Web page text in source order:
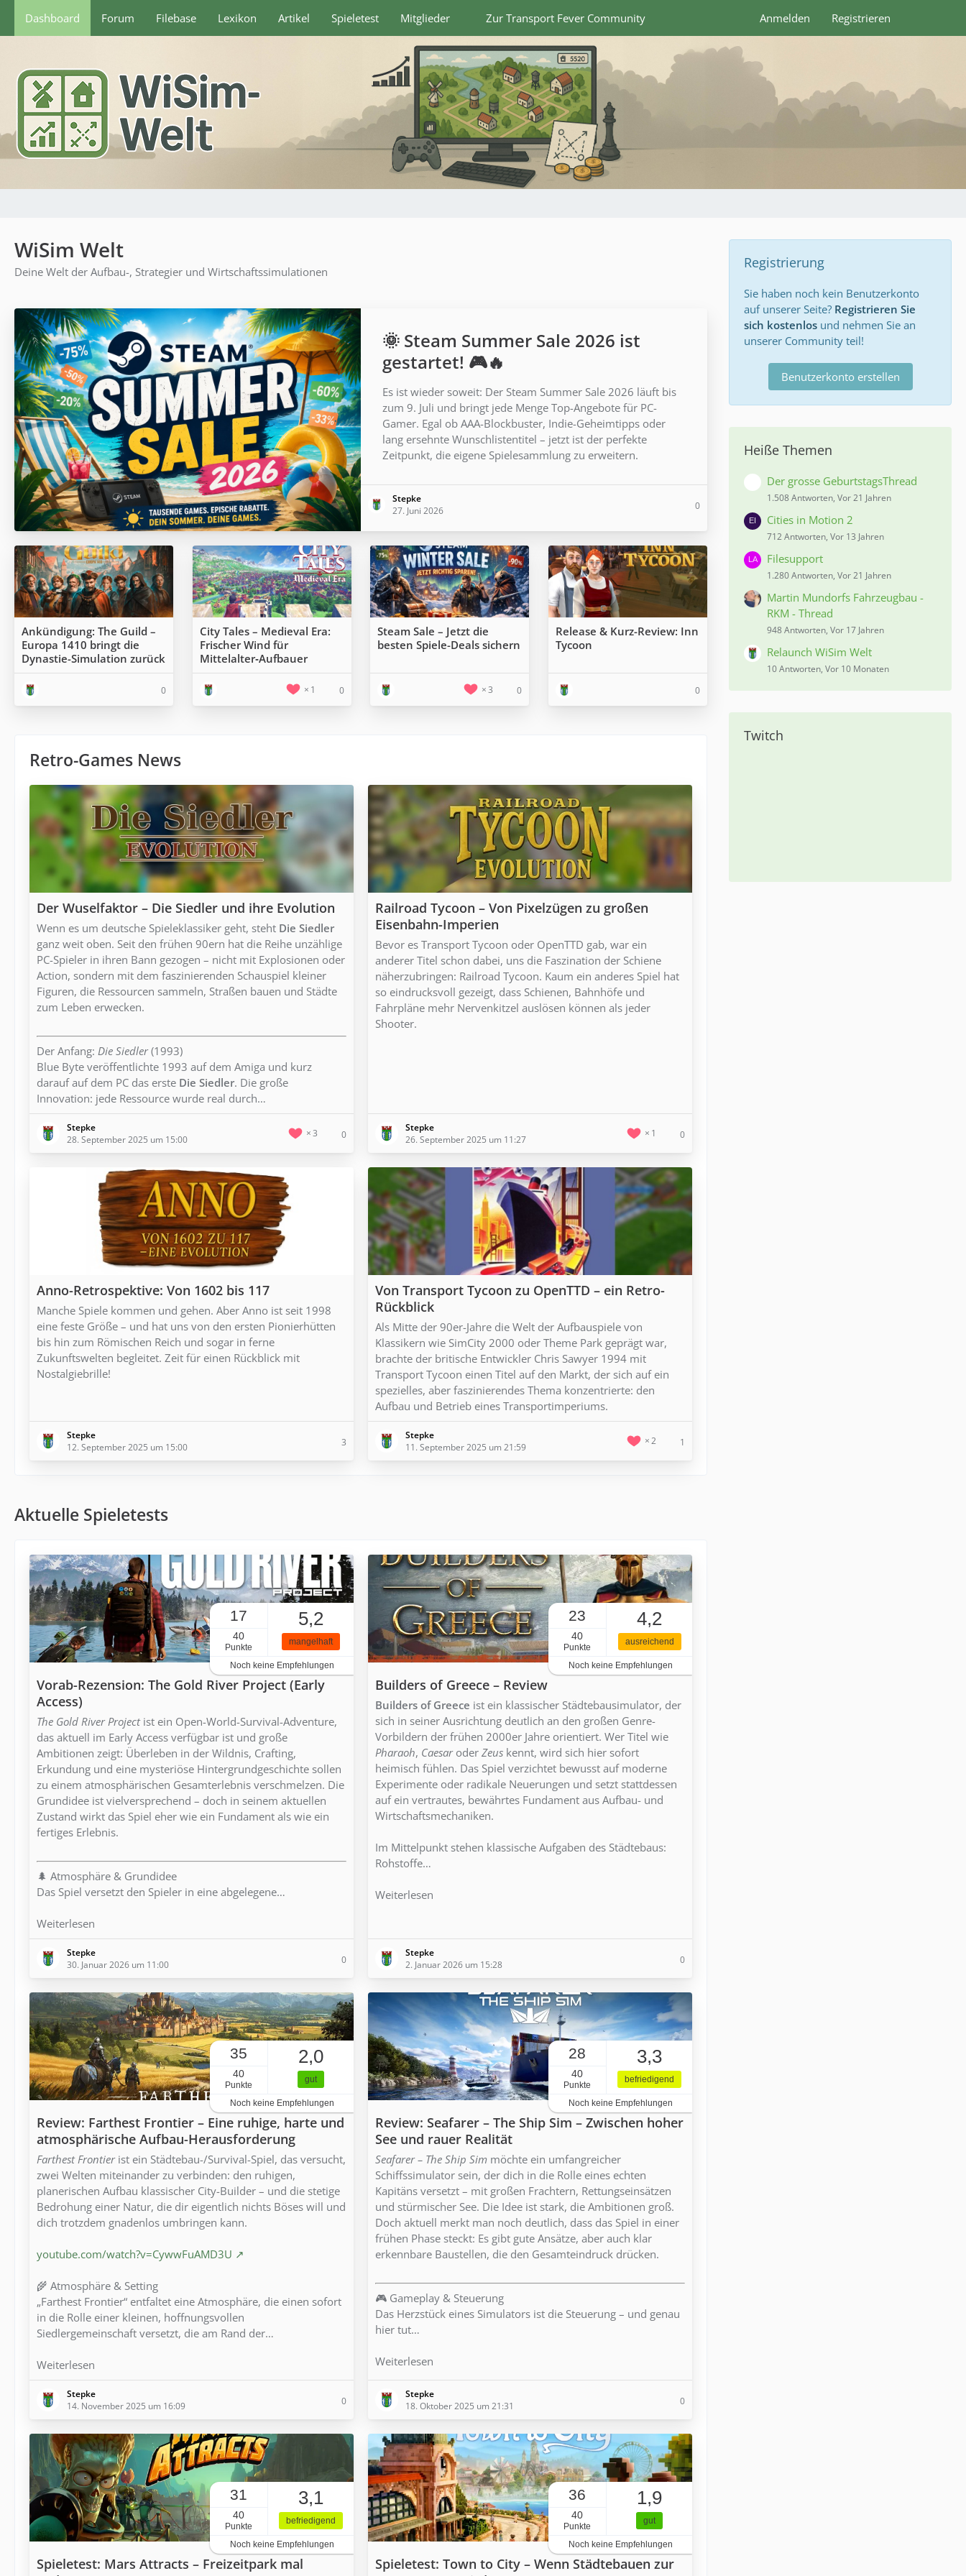
Dashboard Forum Filebase Lexikon Artikel Spieletest Mitglieder Zur Transport Fever Community Anmelden Registrieren
WiSim Welt
Deine Welt der Aufbau-, Strategier und Wirtschaftssimulationen
🌞 Steam Summer Sale 2026 ist
gestartet! 🎮🔥
Es ist wieder soweit: Der Steam Summer Sale 2026 läuft bis
zum 9. Juli und bringt jede Menge Top-Angebote für PC-
Gamer. Egal ob AAA-Blockbuster, Indie-Geheimtipps oder
lang ersehnte Wunschlistentitel – jetzt ist der perfekte
Zeitpunkt, die eigene Spielesammlung zu erweitern.
Stepke
27. Juni 2026
0
Ankündigung: The Guild –
Europa 1410 bringt die
Dynastie-Simulation zurück
0
City Tales – Medieval Era:
Frischer Wind für
Mittelalter‑Aufbauer
1 0
Steam Sale – Jetzt die
besten Spiele-Deals sichern
3 0
Release & Kurz-Review: Inn
Tycoon
0
Retro-Games News
Der Wuselfaktor – Die Siedler und ihre Evolution
Wenn es um deutsche Spieleklassiker geht, steht Die Siedler
ganz weit oben. Seit den frühen 90ern hat die Reihe unzählige
PC-Spieler in ihren Bann gezogen – nicht mit Explosionen oder
Action, sondern mit dem faszinierenden Schauspiel kleiner
Figuren, die Ressourcen sammeln, Straßen bauen und Städte
zum Leben erwecken.
Der Anfang: Die Siedler(1993)
Blue Byte veröffentlichte 1993 auf dem Amiga und kurz
darauf auf dem PC das erste Die Siedler. Die große
Innovation: jede Ressource wurde real durch…
Stepke
28. September 2025 um 15:00
3 0
Railroad Tycoon – Von Pixelzügen zu großen
Eisenbahn-Imperien
Bevor es Transport Tycoon oder OpenTTD gab, war ein
anderer Titel schon dabei, uns die Faszination der Schiene
näherzubringen: Railroad Tycoon. Kaum ein anderes Spiel hat
so eindrucksvoll gezeigt, dass Schienen, Bahnhöfe und
Fahrpläne mehr Nervenkitzel auslösen können als jeder
Shooter.
Stepke
26. September 2025 um 11:27
1 0
Anno-Retrospektive: Von 1602 bis 117
Manche Spiele kommen und gehen. Aber Anno ist seit 1998
eine feste Größe – und hat uns von den ersten Pionierhütten
bis hin zum Römischen Reich und sogar in ferne
Zukunftswelten begleitet. Zeit für einen Rückblick mit
Nostalgiebrille!
Stepke
12. September 2025 um 15:00
3
Von Transport Tycoon zu OpenTTD – ein Retro-
Rückblick
Als Mitte der 90er-Jahre die Welt der Aufbauspiele von
Klassikern wie SimCity 2000 oder Theme Park geprägt war,
brachte der britische Entwickler Chris Sawyer 1994 mit
Transport Tycoon einen Titel auf den Markt, der sich auf ein
spezielles, aber faszinierendes Thema konzentrierte: den
Aufbau und Betrieb eines Transportimperiums.
Stepke
11. September 2025 um 21:59
2 1
Aktuelle Spieletests
17
40
Punkte
5,2
mangelhaft
Noch keine Empfehlungen
Vorab-Rezension: The Gold River Project (Early
Access)
The Gold River Projectist ein Open-World-Survival-Adventure,
das aktuell im Early Access verfügbar ist und große
Ambitionen zeigt: Überleben in der Wildnis, Crafting,
Erkundung und eine mysteriöse Hintergrundgeschichte sollen
zu einem atmosphärischen Gesamterlebnis verschmelzen. Die
Grundidee ist vielversprechend – doch in seinem aktuellen
Zustand wirkt das Spiel eher wie ein Fundament als wie ein
fertiges Erlebnis.
🌲 Atmosphäre & Grundidee
Das Spiel versetzt den Spieler in eine abgelegene…
Weiterlesen
Stepke
30. Januar 2026 um 11:00
0
23
40
Punkte
4,2
ausreichend
Noch keine Empfehlungen
Builders of Greece – Review
Builders of Greece ist ein klassischer Städtebausimulator, der
sich in seiner Ausrichtung deutlich an den großen Genre-
Vorbildern der frühen 2000er Jahre orientiert. Wer Titel wie
Pharaoh, Caesaroder Zeus kennt, wird sich hier sofort
heimisch fühlen. Das Spiel verzichtet bewusst auf moderne
Experimente oder radikale Neuerungen und setzt stattdessen
auf ein vertrautes, bewährtes Fundament aus Aufbau- und
Wirtschaftsmechaniken.
Im Mittelpunkt stehen klassische Aufgaben des Städtebaus:
Rohstoffe…
Weiterlesen
Stepke
2. Januar 2026 um 15:28
0
35
40
Punkte
2,0
gut
Noch keine Empfehlungen
Review: Farthest Frontier – Eine ruhige, harte und
atmosphärische Aufbau-Herausforderung
Farthest Frontierist ein Städtebau-/Survival-Spiel, das versucht,
zwei Welten miteinander zu verbinden: den ruhigen,
planerischen Aufbau klassischer City-Builder – und die stetige
Bedrohung einer Natur, die dir eigentlich nichts Böses will und
dich trotzdem gnadenlos umbringen kann.
youtube.com/watch?v=CywwFuAMD3U
🌾 Atmosphäre & Setting
„Farthest Frontier“ entfaltet eine Atmosphäre, die einen sofort
in die Rolle einer kleinen, hoffnungsvollen
Siedlergemeinschaft versetzt, die am Rand der…
Weiterlesen
Stepke
14. November 2025 um 16:09
0
28
40
Punkte
3,3
befriedigend
Noch keine Empfehlungen
Review: Seafarer – The Ship Sim – Zwischen hoher
See und rauer Realität
Seafarer – The Ship Sim möchte ein umfangreicher
Schiffssimulator sein, der dich in die Rolle eines echten
Kapitäns versetzt – mit großen Frachtern, Rettungseinsätzen
und stürmischer See. Die Idee ist stark, die Ambitionen groß.
Doch aktuell merkt man noch deutlich, dass das Spiel in einer
frühen Phase steckt: Es gibt gute Ansätze, aber auch klar
erkennbare Baustellen, die den Gesamteindruck drücken.
🎮 Gameplay & Steuerung
Das Herzstück eines Simulators ist die Steuerung – und genau
hier tut…
Weiterlesen
Stepke
18. Oktober 2025 um 21:31
0
31
40
Punkte
3,1
befriedigend
Noch keine Empfehlungen
Spieletest: Mars Attracts – Freizeitpark mal
36
40
Punkte
1,9
gut
Noch keine Empfehlungen
Spieletest: Town to City – Wenn Städtebauen zur
Registrierung
Sie haben noch kein Benutzerkonto
auf unserer Seite? Registrieren Sie
sich kostenlos und nehmen Sie an
unserer Community teil!
Benutzerkonto erstellen
Heiße Themen
Der grosse GeburtstagsThread
1.508 Antworten, Vor 21 Jahren
Cities in Motion 2
712 Antworten, Vor 13 Jahren
Filesupport
1.280 Antworten, Vor 21 Jahren
Martin Mundorfs Fahrzeugbau -
RKM - Thread
948 Antworten, Vor 17 Jahren
Relaunch WiSim Welt
10 Antworten, Vor 10 Monaten
Twitch